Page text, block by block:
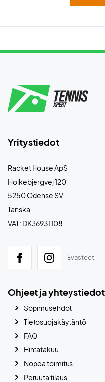
Yritystiedot
Racket House ApS
Holkebjergvej 120
5250 Odense SV
Tanska
VAT: DK36931108
Evästeet
Ohjeet ja yhteystiedot
Sopimusehdot
Tietosuojakäytäntö
FAQ
Hintatakuu
Nopea toimitus
Peruuta tilaus